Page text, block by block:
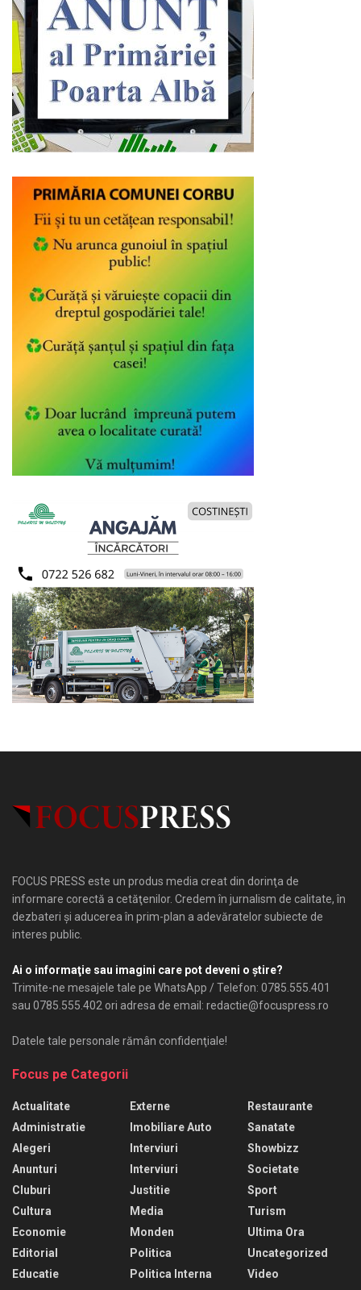
FOCUS PRESS este un produs media creat din dorinţa de
informare corectă a cetăţenilor. Credem în jurnalism de calitate, în
dezbateri şi aducerea în prim-plan a adevăratelor subiecte de
interes public.
Ai o informaţie sau imagini care pot deveni o ştire?
Trimite-ne mesajele tale pe WhatsApp / Telefon: 0785.555.401
sau 0785.555.402 ori adresa de email: redactie@focuspress.ro
Datele tale personale rămân confidenţiale!
Focus pe Categorii
Actualitate
Administratie
Alegeri
Anunturi
Cluburi
Cultura
Economie
Editorial
Educatie
Externe
Imobiliare Auto
Interviuri
Interviuri
Justitie
Media
Monden
Politica
Politica Interna
Restaurante
Sanatate
Showbizz
Societate
Sport
Turism
Ultima Ora
Uncategorized
Video